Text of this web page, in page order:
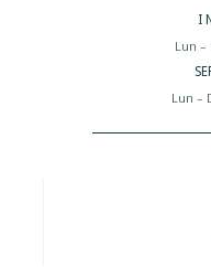
I
Lun –
Lun –